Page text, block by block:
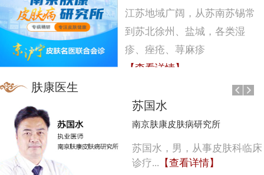
江苏地域广阔，从苏南苏锡常
到苏北徐州、盐城，各类湿
疹、痤疮、荨麻疹
【查看详情】
苏国水
南京肤康皮肤病研究所
苏国水，男，从事皮肤科临床
诊疗... 【查看详情】
肤康医生